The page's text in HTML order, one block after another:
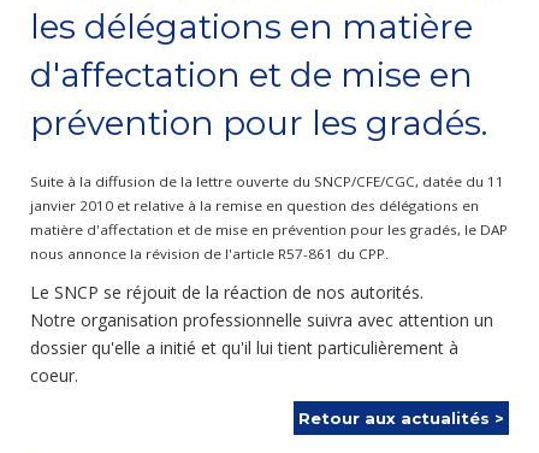
les délégations en matière
d'affectation et de mise en
prévention pour les gradés.
Suite à la diffusion de la lettre ouverte du SNCP/CFE/CGC, datée du 11
janvier 2010 et relative à la remise en question des délégations en
matière d'affectation et de mise en prévention pour les gradés, le DAP
nous annonce la révision de l'article R57-861 du CPP.
Le SNCP se réjouit de la réaction de nos autorités.
Notre organisation professionnelle suivra avec attention un
dossier qu'elle a initié et qu'il lui tient particulièrement à
coeur.
Retour aux actualités >